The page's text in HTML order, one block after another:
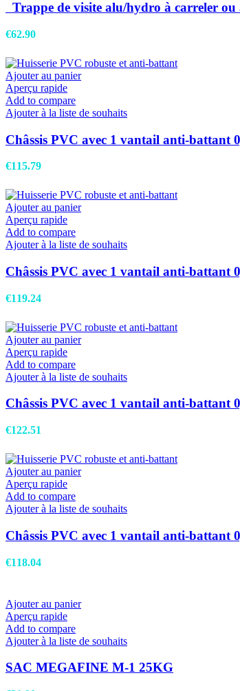
Trappe de visite alu/hydro à carreler
€62.90
Ajouter au panier
Aperçu rapide
Add to compare
Ajouter à la liste de souhaits
Châssis PVC avec 1 vantail anti-battant
€115.79
Ajouter au panier
Aperçu rapide
Add to compare
Ajouter à la liste de souhaits
Châssis PVC avec 1 vantail anti-battant
€119.24
Ajouter au panier
Aperçu rapide
Add to compare
Ajouter à la liste de souhaits
Châssis PVC avec 1 vantail anti-battant
€122.51
Ajouter au panier
Aperçu rapide
Add to compare
Ajouter à la liste de souhaits
Châssis PVC avec 1 vantail anti-battant
€118.04
Ajouter au panier
Aperçu rapide
Add to compare
Ajouter à la liste de souhaits
SAC MEGAFINE M-1 25KG